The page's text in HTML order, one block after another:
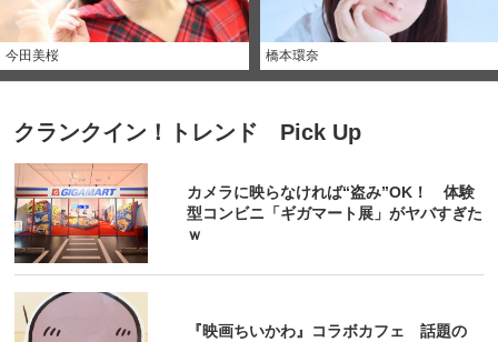
今田美桜 橋本環奈
クランクイン！トレンド Pick Up
カメラに映らなければ“盗み”OK！ 体験
型コンビニ「ギガマート展」がヤバすぎた
ｗ
『映画ちいかわ』コラボカフェ 話題の